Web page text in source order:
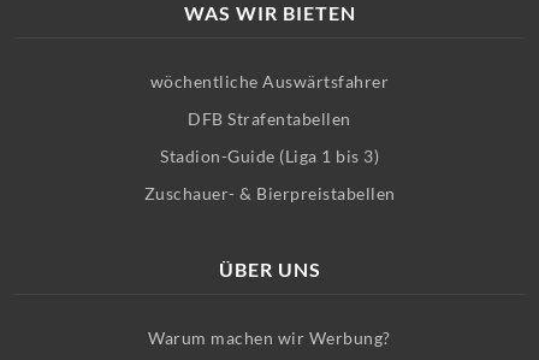
WAS WIR BIETEN
wöchentliche Auswärtsfahrer
DFB Strafentabellen
Stadion-Guide (Liga 1 bis 3)
Zuschauer- & Bierpreistabellen
ÜBER UNS
Warum machen wir Werbung?